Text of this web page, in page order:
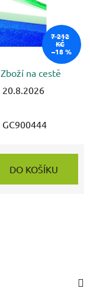
Zboží na cestě
20.8.2026
GC900444
DO KOŠÍKU
7 212
KČ
–18 %